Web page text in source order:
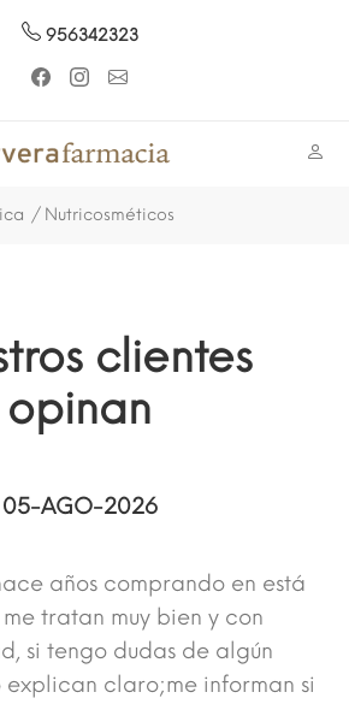
956342323
Nutricosméticos
clientes
opinan
05-AGO-2026
años comprando en está
tratan muy bien y con
si tengo dudas de algún
claro;me informan si